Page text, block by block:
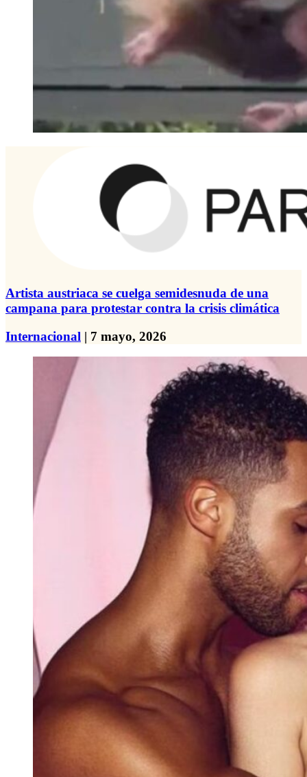
Artista austriaca se cuelga semidesnuda de una
campana para protestar contra la crisis climática
Internacional | 7 mayo, 2026